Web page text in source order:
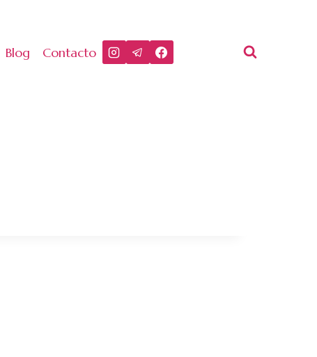
Blog Contacto